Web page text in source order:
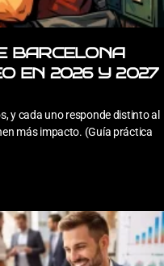
BARCELONA
EN 2026 Y 2027
y cada uno responde distinto al
más impacto. (Guía práctica